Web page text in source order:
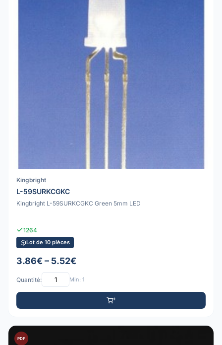
Kingbright
L-59SURKCGKC
Kingbright L-59SURKCGKC Green 5mm LED
1264
Lot de 10 pièces
3.86€ – 5.52€
Quantité: Min: 1
PDF